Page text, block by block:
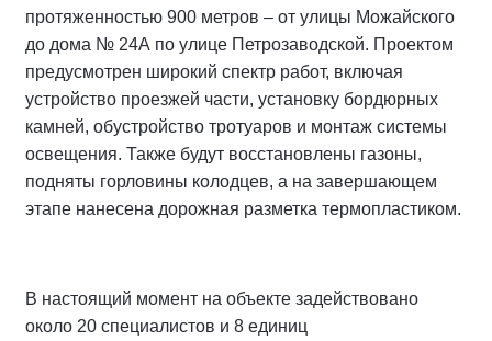
протяженностью 900 метров – от улицы Можайского
до дома № 24А по улице Петрозаводской. Проектом
предусмотрен широкий спектр работ, включая
устройство проезжей части, установку бордюрных
камней, обустройство тротуаров и монтаж системы
освещения. Также будут восстановлены газоны,
подняты горловины колодцев, а на завершающем
этапе нанесена дорожная разметка термопластиком.
В настоящий момент на объекте задействовано
около 20 специалистов и 8 единиц